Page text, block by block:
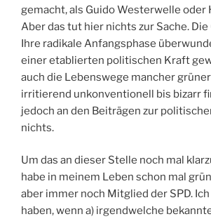
gemacht, als Guido Westerwelle oder
Aber das tut hier nichts zur Sache. Die
Ihre radikale Anfangsphase
einer etablierten politischen Kraft
auch die Lebenswege mancher
irritierend unkonventionell bis bizarr
jedoch an den Beiträgen zur
nichts.
Um das an dieser Stelle noch mal
habe in meinem Leben schon mal
aber immer noch Mitglied der SPD. Ich
haben, wenn a) irgendwelche